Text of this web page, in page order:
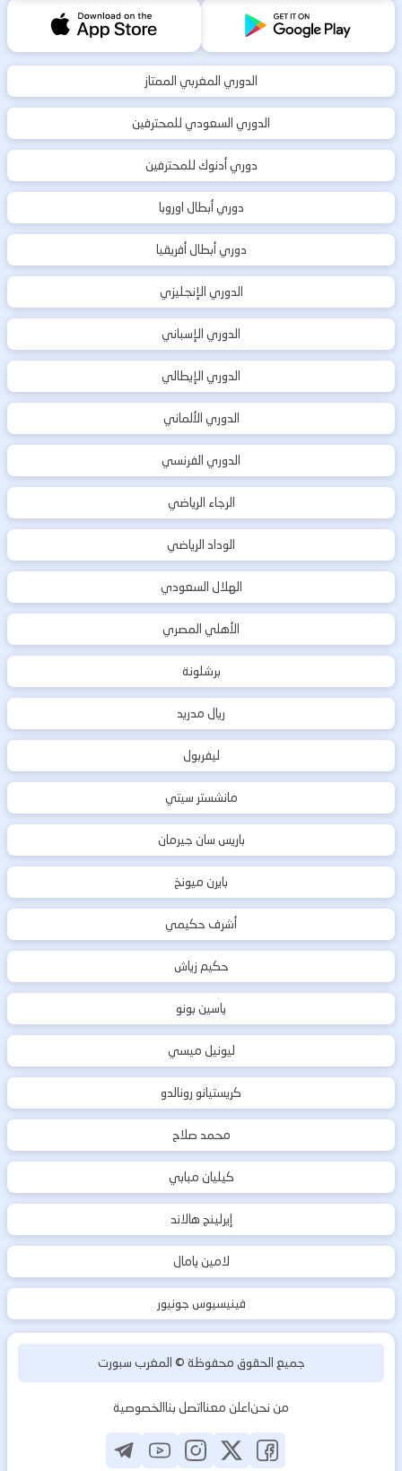
الدوري المغربي الممتاز
الدوري السعودي للمحترفين
دوري أدنوك للمحترفين
دوري أبطال اوروبا
دوري أبطال أفريقيا
الدوري الإنجليزي
الدوري الإسباني
الدوري الإيطالي
الدوري الألماني
الدوري الفرنسي
الرجاء الرياضي
الوداد الرياضي
الهلال السعودي
الأهلي المصري
برشلونة
ريال مدريد
ليفربول
مانشستر سيتي
باريس سان جيرمان
بايرن ميونخ
أشرف حكيمي
حكيم زياش
ياسين بونو
ليونيل ميسي
كريستيانو رونالدو
محمد صلاح
كيليان مبابي
إيرلينج هالاند
لامين يامال
فينيسيوس جونيور
جميع الحقوق محفوظة ©المغرب سبورت
من نحناعلن معنااتصل بناالخصوصية